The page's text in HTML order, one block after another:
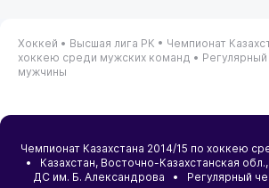
Хоккей • Высшая лига РК • Чемпионат
хоккею среди мужских команд •
мужчины
Чемпионат Казахстана 2014/15 по хоккею
• Казахстан, Восточно-Казахстанская обл.,
ДС им. Б. Александрова • Регулярный